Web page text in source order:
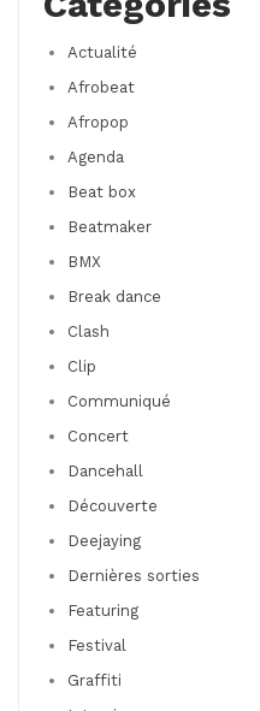
Actualité
Afrobeat
Afropop
Agenda
Beat box
Beatmaker
BMX
Break dance
Clash
Clip
Communiqué
Concert
Dancehall
Découverte
Deejaying
Dernières sorties
Featuring
Festival
Graffiti